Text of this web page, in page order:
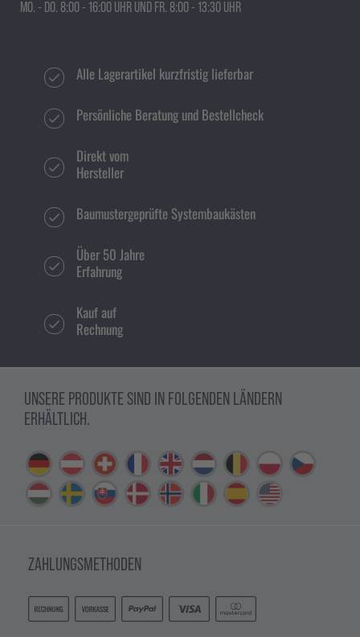
MO. - DO. 8:00 - 16:00 UHR UND FR. 8:00 - 13:30 UHR
Alle Lagerartikel kurzfristig lieferbar
Persönliche Beratung und Bestellcheck
Direkt vom
Hersteller
Baumustergeprüfte Systembaukästen
Über 50 Jahre
Erfahrung
Kauf auf
Rechnung
UNSERE PRODUKTE SIND IN FOLGENDEN LÄNDERN
ERHÄLTLICH.
ZAHLUNGSMETHODEN